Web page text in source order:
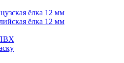
ёлка 12 мм
ёлка 12 мм